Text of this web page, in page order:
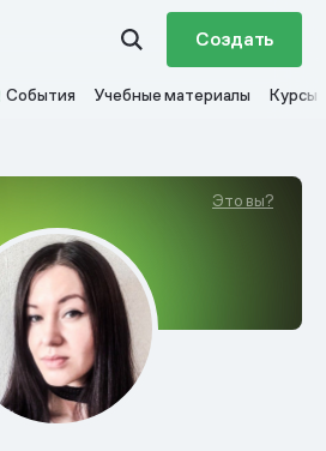
Создать
События Учебные материалы Курсы
Это вы?